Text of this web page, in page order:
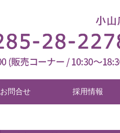
お問合せ 採用情報